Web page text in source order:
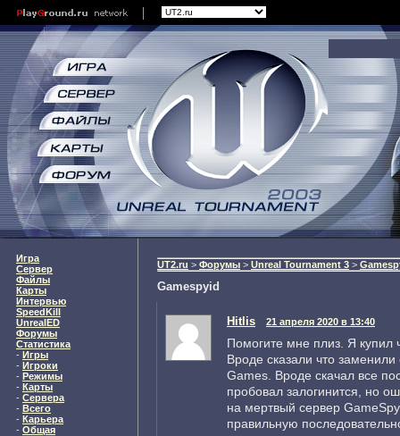
Игра
Сервер
Файлы
Карты
Интервью
SpeedKill
UnrealED
Форумы
Статистика
- Игры
- Игроки
- Режимы
- Карты
- Сервера
- Всего
- Карьера
- Общая
UT2.ru > Форумы > Unreal Tournament 3 >
Gamespyid
Hitlis 21 апреля 2020 в 13:40
Помогите мне плиз. Я купил
Вроде сказали что
Games. Вроде скачал все
пробовал залогинится, но
на мертвый сервер
правильную